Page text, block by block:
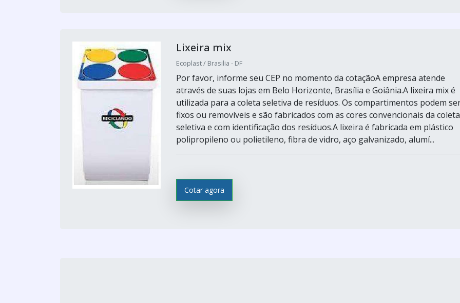
Lixeira mix
Ecoplast / Brasilia - DF
Por favor, informe seu CEP no momento da cotaçãoA empresa atende
através de suas lojas em Belo Horizonte, Brasília e Goiânia.A lixeira mix é
utilizada para a coleta seletiva de resíduos. Os compartimentos podem
fixos ou removíveis e são fabricados com as cores convencionais da coleta
seletiva e com identificação dos resíduos.A lixeira é fabricada em plástico
polipropileno ou polietileno, fibra de vidro, aço galvanizado, alumí...
Cotar agora